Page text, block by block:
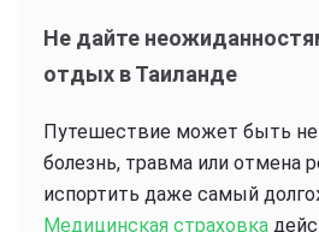
Не дайте
отдых в Таиланде
Путешествие может быть
болезнь, травма или отмена
испортить даже самый
Медицинская страховка